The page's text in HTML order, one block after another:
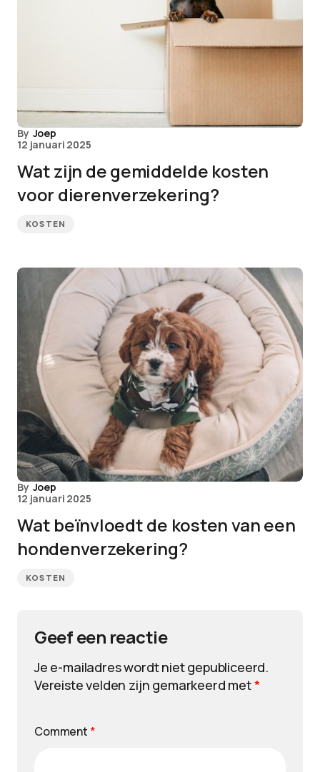
By Joep
12 januari 2025
Wat zijn de gemiddelde kosten
voor dierenverzekering?
KOSTEN
By Joep
12 januari 2025
Wat beïnvloedt de kosten van een
hondenverzekering?
KOSTEN
Geef een reactie
Je e-mailadres wordt niet gepubliceerd.
Vereiste velden zijn gemarkeerd met*
Comment *